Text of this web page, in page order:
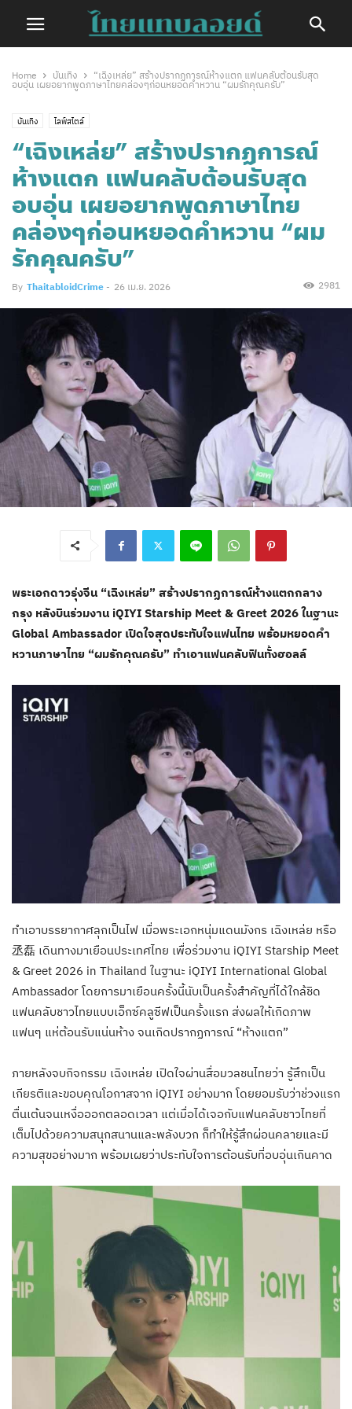
Home บันเทิง
“เฉิงเหล่ย” สร้างปรากฏการณ์ห้างแตก แฟนคลับต้อนรับสุด
อบอุ่น เผยอยากพูดภาษาไทยคล่องๆก่อนหยอดคำหวาน “ผมรักคุณครับ”
บันเทิง ไลฟ์สไตล์
“เฉิงเหล่ย” สร้างปรากฏการณ์
ห้างแตก แฟนคลับต้อนรับสุด
อบอุ่น เผยอยากพูดภาษาไทย
คล่องๆก่อนหยอดคำหวาน “ผม
รักคุณครับ”
By ThaitabloidCrime - 26 เม.ย. 2026 2981
พระเอกดาวรุ่งจีน “เฉิงเหล่ย” สร้างปรากฏการณ์ห้างแตกกลาง
กรุง หลังบินร่วมงาน iQIYI Starship Meet & Greet 2026 ในฐานะ
Global Ambassador เปิดใจสุดประทับใจแฟนไทย พร้อมหยอดคำ
หวานภาษาไทย “ผมรักคุณครับ” ทำเอาแฟนคลับฟินทั้งฮอลล์
ทำเอาบรรยากาศลุกเป็นไฟ เมื่อพระเอกหนุ่มแดนมังกร เฉิงเหล่ย หรือ
丞磊 เดินทางมาเยือนประเทศไทย เพื่อร่วมงาน iQIYI Starship Meet
& Greet 2026 in Thailand ในฐานะ iQIYI International Global
Ambassador โดยการมาเยือนครั้งนี้นับเป็นครั้งสำคัญที่ได้ใกล้ชิด
แฟนคลับชาวไทยแบบเอ็กซ์คลูซีฟเป็นครั้งแรก ส่งผลให้เกิดภาพ
แฟนๆ แห่ต้อนรับแน่นห้าง จนเกิดปรากฏการณ์ “ห้างแตก”
ภายหลังจบกิจกรรม เฉิงเหล่ย เปิดใจผ่านสื่อมวลชนไทยว่า รู้สึกเป็น
เกียรติและขอบคุณโอกาสจาก iQIYI อย่างมาก โดยยอมรับว่าช่วงแรก
ตื่นเต้นจนเหงื่อออกตลอดเวลา แต่เมื่อได้เจอกับแฟนคลับชาวไทยที่
เต็มไปด้วยความสนุกสนานและพลังบวก ก็ทำให้รู้สึกผ่อนคลายและมี
ความสุขอย่างมาก พร้อมเผยว่าประทับใจการต้อนรับที่อบอุ่นเกินคาด